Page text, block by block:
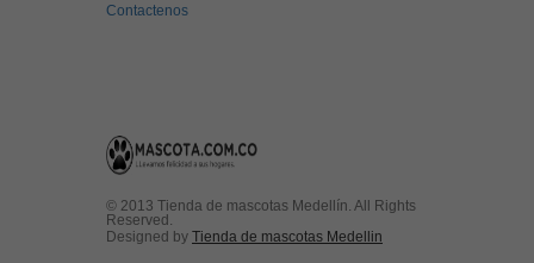
Contactenos
© 2013 Tienda de mascotas Medellín. All Rights
Reserved.
Designed by Tienda de mascotas Medellin